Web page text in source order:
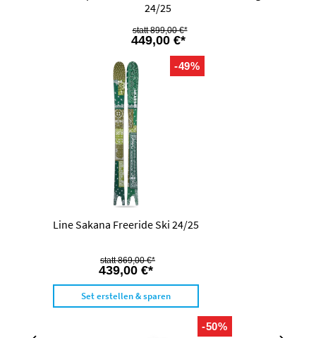
24/25
449,00 €*
899,00 €*
-49%
Line Sakana Freeride Ski 24/25
439,00 €*
869,00 €*
Set erstellen & sparen
-50%